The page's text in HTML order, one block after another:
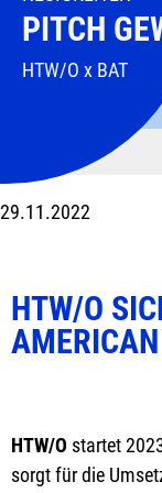
PITCH
HTW/O x BAT
29.11.2022
HTW/O
HTW/O startet
sorgt für die